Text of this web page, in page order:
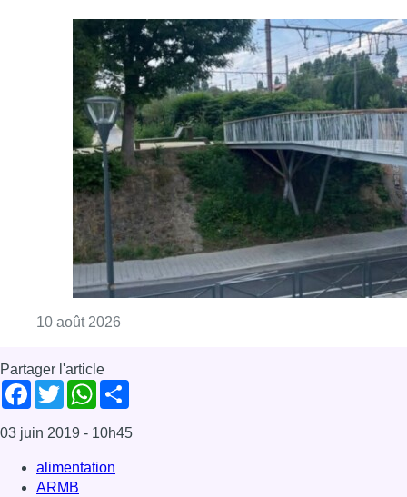
10 août 2026
Partager l'article
Facebook
TwitterWhatsApp
03 juin 2019 - 10h45
alimentation
ARMB